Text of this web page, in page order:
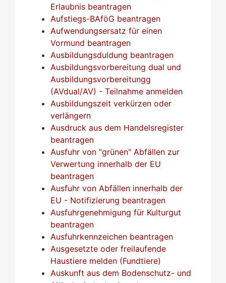
Erlaubnis beantragen
Aufstiegs-BAföG beantragen
Aufwendungsersatz für einen
Vormund beantragen
Ausbildungsduldung beantragen
Ausbildungsvorbereitung dual und
Ausbildungsvorbereitungg
(AVdual/AV) - Teilnahme anmelden
Ausbildungszeit verkürzen oder
verlängern
Ausdruck aus dem Handelsregister
beantragen
Ausfuhr von "grünen" Abfällen zur
Verwertung innerhalb der EU
beantragen
Ausfuhr von Abfällen innerhalb der
EU - Notifizierung beantragen
Ausfuhrgenehmigung für Kulturgut
beantragen
Ausfuhrkennzeichen beantragen
Ausgesetzte oder freilaufende
Haustiere melden (Fundtiere)
Auskunft aus dem Bodenschutz- und